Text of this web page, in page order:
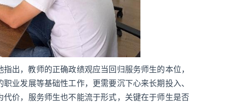
出，教师的正确政绩观应当回归服务师生的本位，
业发展等基础性工作，更需要沉下心来长期投入、
价，服务师生也不能流于形式，关键在于师生是否